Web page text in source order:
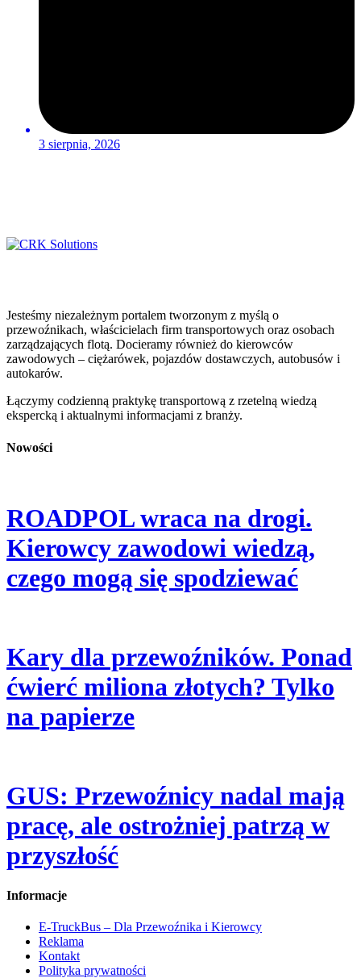
3 sierpnia, 2026
Jesteśmy niezależnym portalem tworzonym z myślą o
przewoźnikach, właścicielach firm transportowych oraz osobach
zarządzających flotą. Docieramy również do kierowców
zawodowych – ciężarówek, pojazdów dostawczych, autobusów i
autokarów.
Łączymy codzienną praktykę transportową z rzetelną wiedzą
ekspercką i aktualnymi informacjami z branży.
Nowości
ROADPOL wraca na drogi.
Kierowcy zawodowi wiedzą,
czego mogą się spodziewać
Kary dla przewoźników. Ponad
ćwierć miliona złotych? Tylko
na papierze
GUS: Przewoźnicy nadal mają
pracę, ale ostrożniej patrzą w
przyszłość
Informacje
E-TruckBus – Dla Przewoźnika i Kierowcy
Reklama
Kontakt
Polityka prywatności